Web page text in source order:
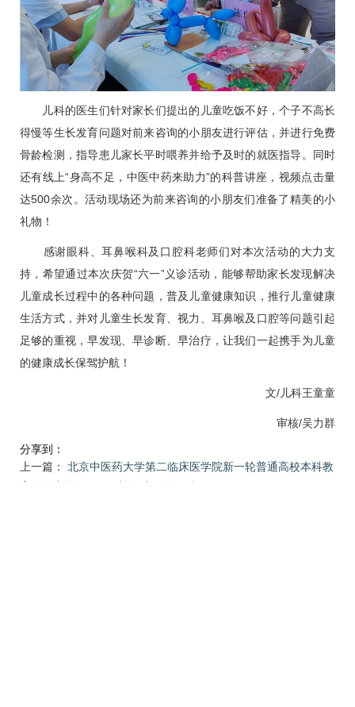
儿科的医生们针对家长们提出的儿童吃饭不好，个子不高长
得慢等生长发育问题对前来咨询的小朋友进行评估，并进行免费
骨龄检测，指导患儿家长平时喂养并给予及时的就医指导。同时
还有线上“身高不足，中医中药来助力”的科普讲座，视频点击量
达500余次。活动现场还为前来咨询的小朋友们准备了精美的小
礼物！
感谢眼科 、耳鼻喉科及 口腔科老师们对本次活动的大力支
持，希望通过本次庆贺“六一”义诊活动，能够帮助家长发现解决
儿童成长过程中的各种问题，普及儿童健康知识，推行儿童健康
生活方式，并对儿童生长发育、视力、耳鼻喉及口腔等问题引起
足够的重视，早发现、早诊断、早治疗，让我们一起携手为儿童
的健康成长保驾护航！
文/儿科王童童
审核/吴力群
分享到：
上一篇：
北京中医药大学第二临床医学院新一轮普通高校本科教